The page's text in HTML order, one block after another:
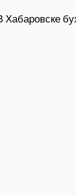
Хабаровске